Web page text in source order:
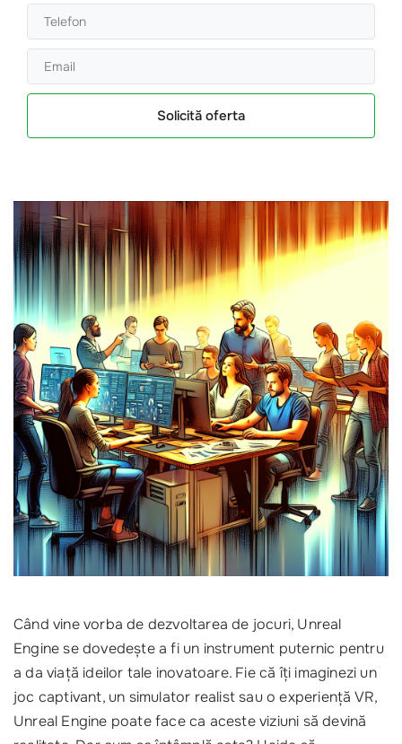
Solicită oferta
Când vine vorba de dezvoltarea de jocuri, Unreal
Engine se dovedește a fi un instrument puternic pentru
a da viață ideilor tale inovatoare. Fie că îți imaginezi un
joc captivant, un simulator realist sau o experiență VR,
Unreal Engine poate face ca aceste viziuni să devină